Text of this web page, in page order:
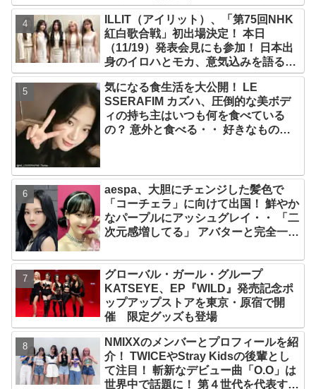
プ！ デビュー曲「Magnetic」がいき
なりの大ヒット
ILLIT（アイリット）、「第75回NHK
紅白歌合戦」初出場決定！ 本日
（11/19）発表会見にも参加！ 日本出
身のイロハとモカ、意気込みを語る
「ずっと夢見てたステージ…嬉しくて
光栄」
気になる食生活を大公開！ LE
SSERAFIM カズハ、圧倒的な美ボデ
ィの持ち主はいつも何を食べている
の？ 意外と食べる・・ 好きなものを
aespa、大胆にチェンジした髪色で
「コーチェラ」に向けて出国！ 鮮やか
なパープルにアッシュグレイ・・ 「二
次元感増してる」 アバターと完全一致
グローバル・ガール・グループ
KATSEYE、EP『WILD』発売記念ポ
ップアップストアを東京・原宿で開
催 限定グッズも登場
NMIXXのメンバーとプロフィールを紹
介！ TWICEやStray Kidsの後輩とし
て注目！ 斬新なデビュー曲「O.O」は
世界中で話題に！ 第４世代を代表する